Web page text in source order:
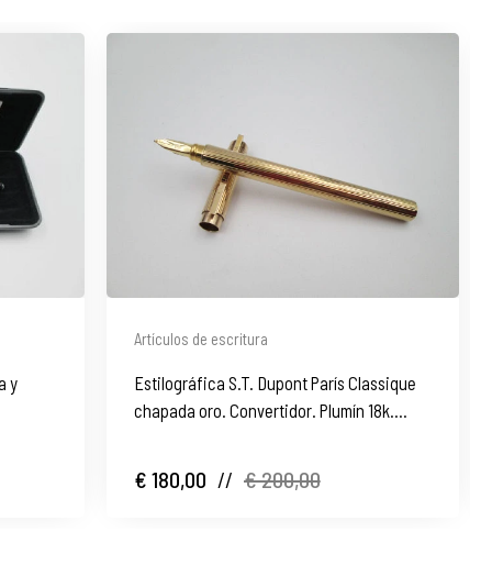
y
Artículos de escritura
Estilográfica S.T. Dupont París Classique
chapada oro. Convertidor. Plumín 18k.
€ 180,00 // € 200,00